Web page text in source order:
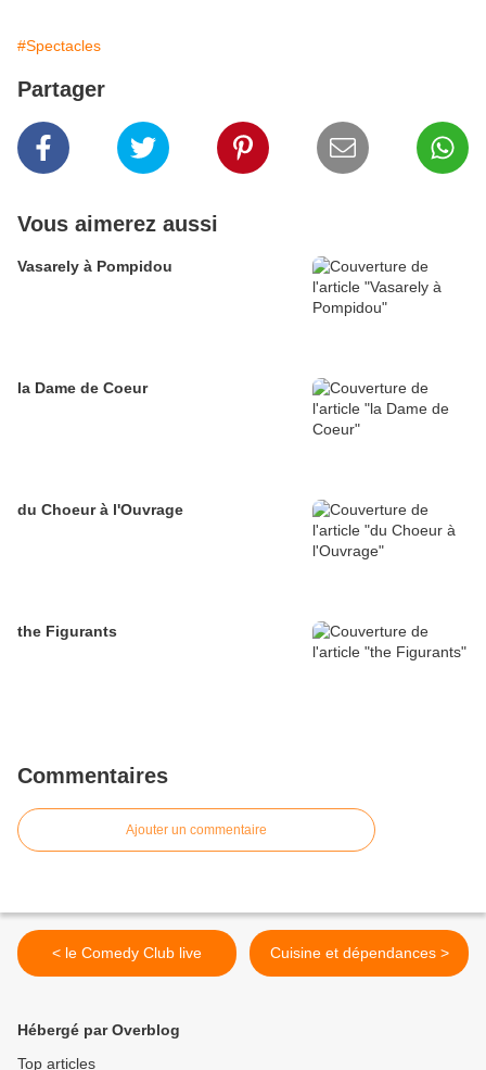
#Spectacles
Partager
Vous aimerez aussi
Vasarely à Pompidou
la Dame de Coeur
du Choeur à l'Ouvrage
the Figurants
Commentaires
Ajouter un commentaire
< le Comedy Club live Cuisine et dépendances >
Hébergé par Overblog
Top articles